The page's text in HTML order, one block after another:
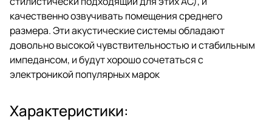
качественно озвучивать помещения среднего
размера. Эти акустические системы обладают
довольно высокой чувствительностью и стабильным
импедансом, и будут хорошо сочетаться с
электроникой популярных марок
Характеристики: